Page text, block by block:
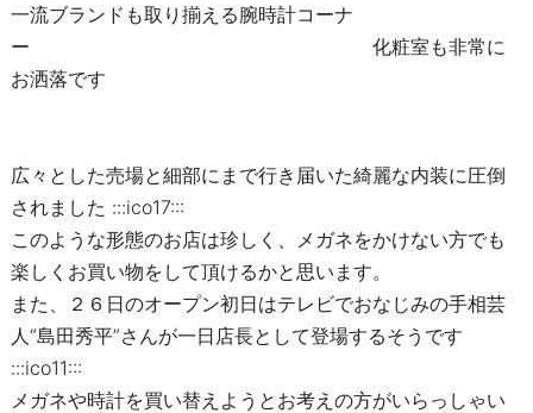
一流ブランドも取り揃える腕時計コーナ
ー 化粧室も非常に
お洒落です
広々とした売場と細部にまで行き届いた綺麗な内装に圧倒
されました :::ico17:::
このような形態のお店は珍しく、メガネをかけない方でも
楽しくお買い物をして頂けるかと思います。
また、２６日のオープン初日はテレビでおなじみの手相芸
人“島田秀平”さんが一日店長として登場するそうです
:::ico11:::
メガネや時計を買い替えようとお考えの方がいらっしゃい